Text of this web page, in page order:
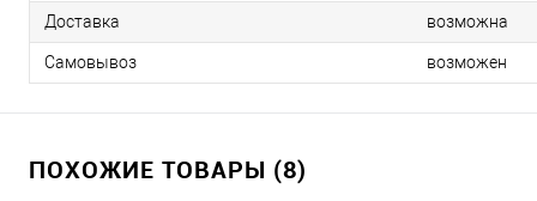
Доставка возможна
Самовывоз возможен
ПОХОЖИЕ ТОВАРЫ (8)